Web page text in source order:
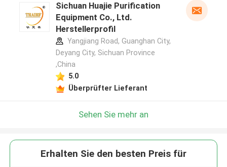
Sichuan Huajie Purification
Equipment Co., Ltd.
Herstellerprofil
Yangjiang Road, Guanghan City,
Deyang City, Sichuan Province
,China
5.0
Überprüfter Lieferant
Sehen Sie mehr an
Erhalten Sie den besten Preis für